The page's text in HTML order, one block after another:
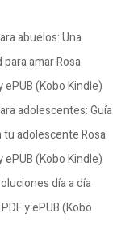
abuelos: Una
amar Rosa
ePUB (Kobo Kindle)
adolescentes: Guía
adolescente Rosa
ePUB (Kobo Kindle)
día a día
y ePUB (Kobo